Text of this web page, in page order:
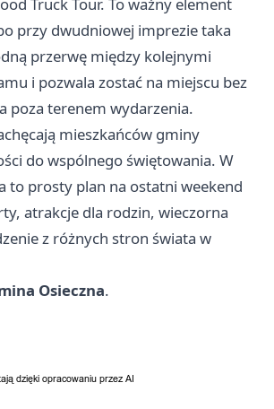
przy dwudniowej imprezie taka
przerwę między kolejnymi
i pozwala zostać na miejscu bez
poza terenem wydarzenia.
mieszkańców gminy
do wspólnego świętowania. W
to prosty plan na ostatni weekend
atrakcje dla rodzin, wieczorna
z różnych stron świata w
Osieczna.